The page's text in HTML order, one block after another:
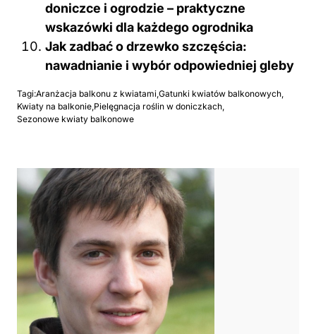
doniczce i ogrodzie – praktyczne
wskazówki dla każdego ogrodnika
Jak zadbać o drzewko szczęścia:
nawadnianie i wybór odpowiedniej gleby
Tagi:Aranżacja balkonu z kwiatami,Gatunki kwiatów balkonowych,
Kwiaty na balkonie,Pielęgnacja roślin w doniczkach,
Sezonowe kwiaty balkonowe